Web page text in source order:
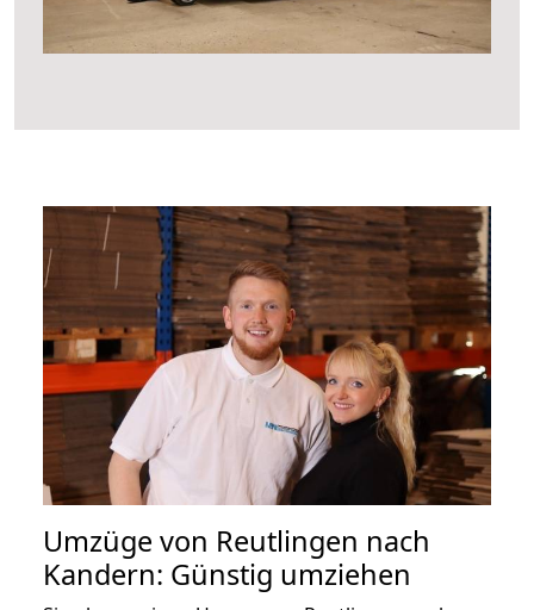
Umzüge von Reutlingen nach
Kandern: Günstig umziehen